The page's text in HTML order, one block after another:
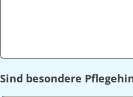
Sind besondere